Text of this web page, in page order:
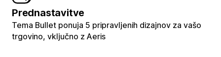
Prednastavitve
Tema Bullet ponuja 5 pripravljenih dizajnov za vašo
trgovino, vključno z Aeris